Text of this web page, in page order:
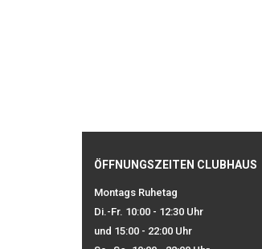
ÖFFNUNGSZEITEN CLUBHAUS
Montags Ruhetag
Di.-Fr. 10:00 - 12:30 Uhr
und 15:00 - 22:00 Uhr